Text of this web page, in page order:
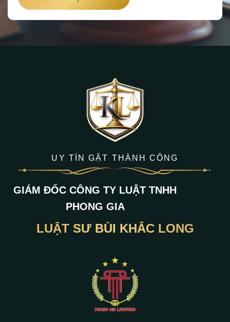
UY TÍN GẶT THÀNH CÔNG
GIÁM ĐỐC CÔNG TY LUẬT TNHH
PHONG GIA
LUẬT SƯ BÙI KHẮC LONG